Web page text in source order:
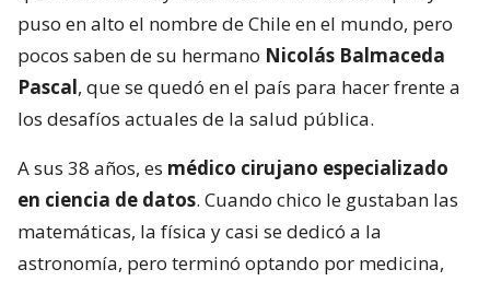
puso en alto el nombre de Chile en el mundo, pero
pocos saben de su hermano Nicolás Balmaceda
Pascal, que se quedó en el país para hacer frente a
los desafíos actuales de la salud pública.
A sus 38 años, es médico cirujano especializado
en ciencia de datos. Cuando chico le gustaban las
matemáticas, la física y casi se dedicó a la
astronomía, pero terminó optando por medicina,